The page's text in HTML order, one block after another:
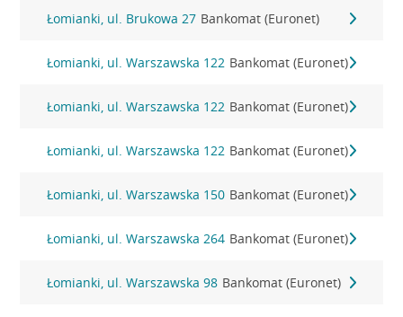
Łomianki, ul. Brukowa 27 Bankomat (Euronet)
Łomianki, ul. Warszawska 122 Bankomat (Euronet)
Łomianki, ul. Warszawska 122 Bankomat (Euronet)
Łomianki, ul. Warszawska 122 Bankomat (Euronet)
Łomianki, ul. Warszawska 150 Bankomat (Euronet)
Łomianki, ul. Warszawska 264 Bankomat (Euronet)
Łomianki, ul. Warszawska 98 Bankomat (Euronet)